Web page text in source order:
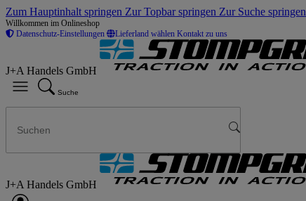
Zum Hauptinhalt springen Zur Topbar springen Zur Suche springen
Willkommen im Onlineshop
Datenschutz-Einstellungen
Lieferland wählen Kontakt zu uns
J+A Handels GmbH
Suche
J+A Handels GmbH